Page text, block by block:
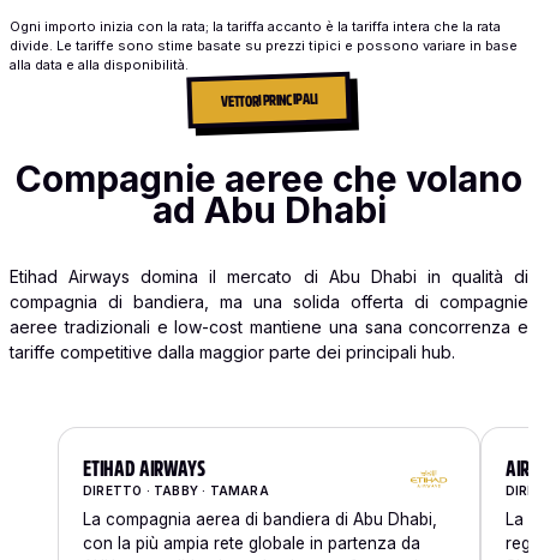
Ogni importo inizia con la rata; la tariffa accanto è la tariffa intera che la rata
divide. Le tariffe sono stime basate su prezzi tipici e possono variare in base
alla data e alla disponibilità.
VETTORI PRINCIPALI
Compagnie aeree che volano
ad Abu Dhabi
Etihad Airways domina il mercato di Abu Dhabi in qualità di
compagnia di bandiera, ma una solida offerta di compagnie
aeree tradizionali e low-cost mantiene una sana concorrenza e
tariffe competitive dalla maggior parte dei principali hub.
ETIHAD AIRWAYS
DIRETTO · TABBY · TAMARA
La compagnia aerea di bandiera di Abu Dhabi,
con la più ampia rete globale in partenza da
AIR
La